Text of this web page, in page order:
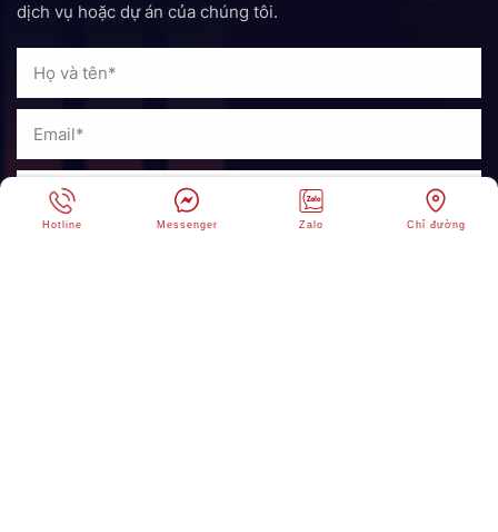
dịch vụ hoặc dự án của chúng tôi.
Hotline Messenger Zalo Chỉ đường